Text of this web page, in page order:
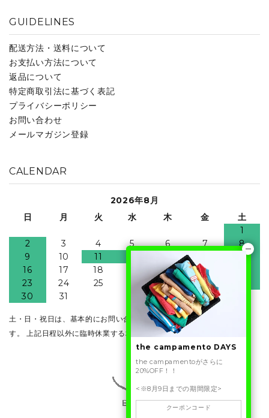
GUIDELINES
配送方法・送料について
お支払い方法について
返品について
特定商取引法に基づく表記
プライバシーポリシー
お問い合わせ
メールマガジン登録
CALENDAR
2026年8月
日
月 火 水 木 金
土
1
2
3 4 5 6 7
8
9
10 11
15
16
17 18 20 21
23
24 25 26 27 28
30
31
土・日・祝日は、基本的にお問い合わせ・発送業務はお休みとなりま
す。 上記日程以外に臨時休業する場合がございます。
the campamento DAYS
the campamentoがさらに
20%OFF！！
<※8月9日までの期間限定>
クーポンコード